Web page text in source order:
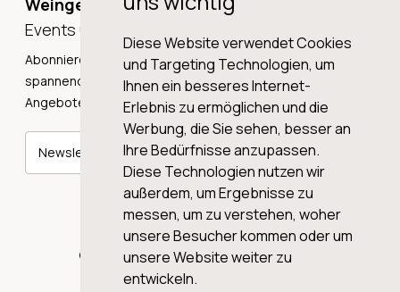
Diese Website verwendet Cookies
und Targeting Technologien, um
Ihnen ein besseres Internet-
Erlebnis zu ermöglichen und die
Werbung, die Sie sehen, besser an
Ihre Bedürfnisse anzupassen.
Diese Technologien nutzen wir
außerdem, um Ergebnisse zu
messen, um zu verstehen, woher
unsere Besucher kommen oder um
unsere Website weiter zu
entwickeln.
Weingeschichten,
Events und Neuigkeiten!
Abonnieren Sie unseren Newsletter und erhalten Sie
spannende Weingeschichten, Neuigkeiten und tolle
Angebote direkt in Ihre Mailbox.
Newsletter abonnieren
© 2026 WINE AG VALENTIN & VON SALIS